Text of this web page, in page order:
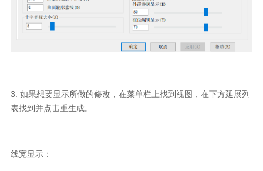
3. 如果想要显示所做的修改，在菜单栏上找到视图，在下方延展列
表找到并点击重生成。
线宽显示：